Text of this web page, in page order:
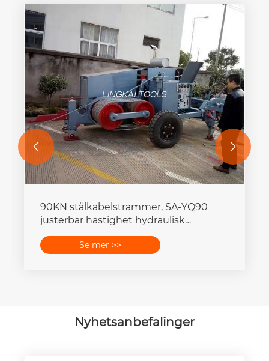
Stringblokker for fire ledere SHW660
 
Nyhetsanbefalinger